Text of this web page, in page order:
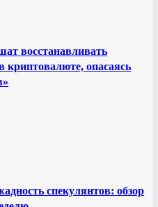
восстанавливать
криптовалюте, опасаясь
спекулянтов: обзор